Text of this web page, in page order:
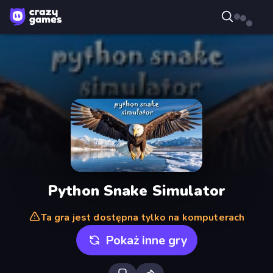
Python Snake Simulator
Ta gra jest dostępna tylko na komputerach
Pokaż inne gry